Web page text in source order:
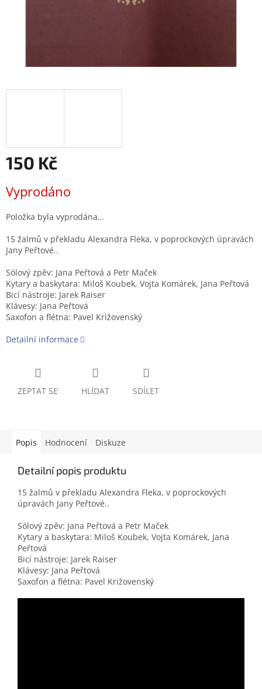
150 Kč
cena:
Vyprodáno
Položka byla vyprodána…
15 žalmů v překladu Alexandra Fleka, v poprockových úpravách
Jany Peřtové..
Sólový zpěv: Jana Peřtová a Petr Maček
Kytary a baskytara: Miloš Koubek, Vojta Komárek, Jana Peřtová
Bicí nástroje: Jarek Raiser
Klávesy: Jana Peřtová
Saxofon a flétna: Pavel Križovenský
Detailní informace
ZEPTAT SE HLÍDAT SDÍLET
Popis Hodnocení Diskuze
Detailní popis produktu
15 žalmů v překladu Alexandra Fleka, v poprockových
úpravách Jany Peřtové..
Sólový zpěv: Jana Peřtová a Petr Maček
Kytary a baskytara: Miloš Koubek, Vojta Komárek, Jana
Peřtová
Bicí nástroje: Jarek Raiser
Klávesy: Jana Peřtová
Saxofon a flétna: Pavel Križovenský